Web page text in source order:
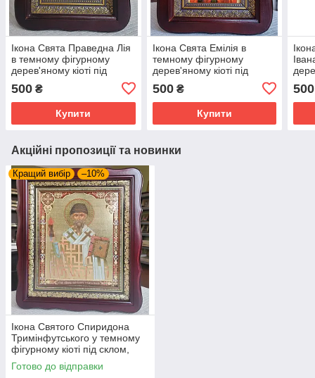
Ікона Свята Праведна Лія
в темному фігурному
дерев'яному кіоті під
склом, розмір кіота 20*18,
сюжет 10*12
500 ₴
Купити
Ікона Свята Емілія в
темному фігурному
дерев'яному кіоті під
склом, розмір кіота 20×18,
сюжет 10*12
500₴
Купити
500
Акційні пропозиції та новинки
Кращий вибір –10%
Ікона Святого Спиридона
Тримінфутського у темному
фігурному кіоті під склом,
розмір кіота 32×28, сюжет
20×24.
Готово до відправки